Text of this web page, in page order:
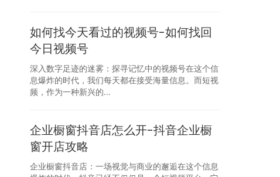
如何找今天看过的视频号-如何找回
今日视频号
深入数字足迹的迷雾：探寻记忆中的视频号在这个信
息爆炸的时代，我们每天都在接受海量信息。而短视
频，作为一种新兴的...
企业橱窗抖音店怎么开-抖音企业橱
窗开店攻略
企业橱窗抖音店：一场视觉与商业的邂逅在这个信息